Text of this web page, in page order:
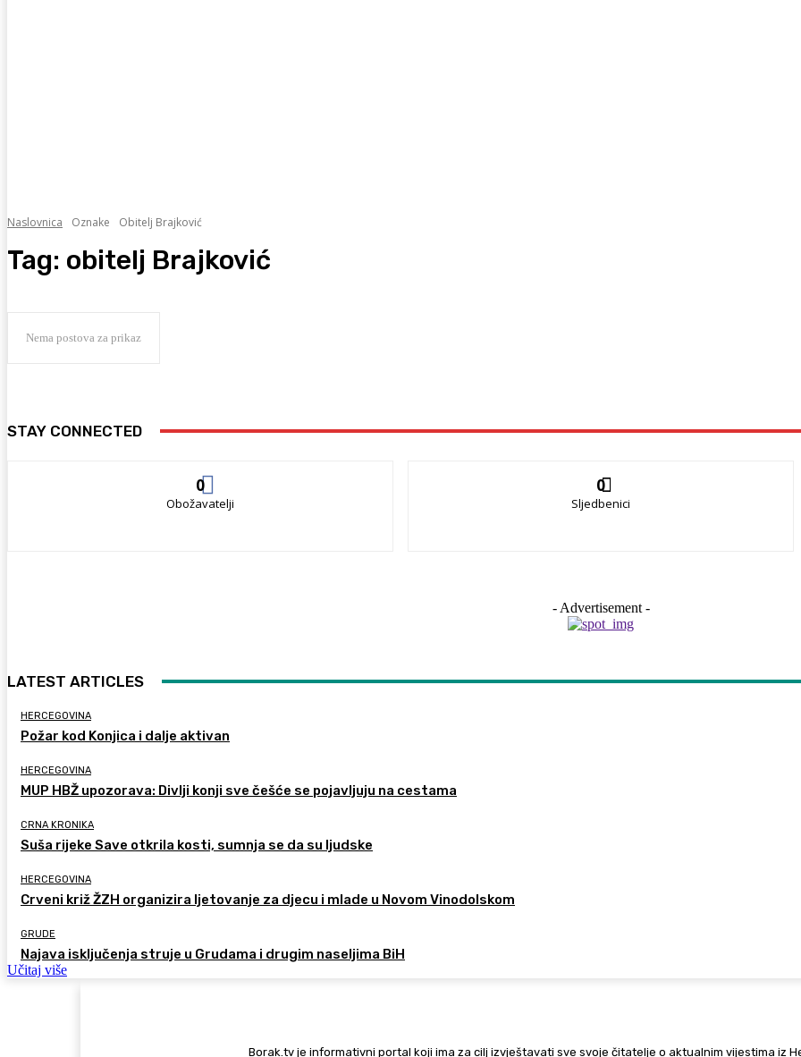
Naslovnica Oznake Obitelj Brajković
Tag: obitelj Brajković
Nema postova za prikaz
STAY CONNECTED
0
Obožavatelji
0
Sljedbenici
- Advertisement -
LATEST ARTICLES
HERCEGOVINA
Požar kod Konjica i dalje aktivan
HERCEGOVINA
MUP HBŽ upozorava: Divlji konji sve češće se pojavljuju na cestama
CRNA KRONIKA
Suša rijeke Save otkrila kosti, sumnja se da su ljudske
HERCEGOVINA
Crveni križ ŽZH organizira ljetovanje za djecu i mlade u Novom Vinodolskom
GRUDE
Najava isključenja struje u Grudama i drugim naseljima BiH
Učitaj više
Borak.tv je informativni portal koji ima za cilj izvještavati sve svoje čitatelje o aktualnim vijestima iz